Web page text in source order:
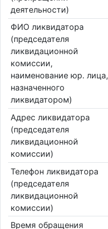
деятельности)
ФИО ликвидатора
(председателя
ликвидационной
комиссии,
наименование юр. лица,
назначенного
ликвидатором)
Адрес ликвидатора
(председателя
ликвидационной
комиссии)
Телефон ликвидатора
(председателя
ликвидационной
комиссии)
Время обращения